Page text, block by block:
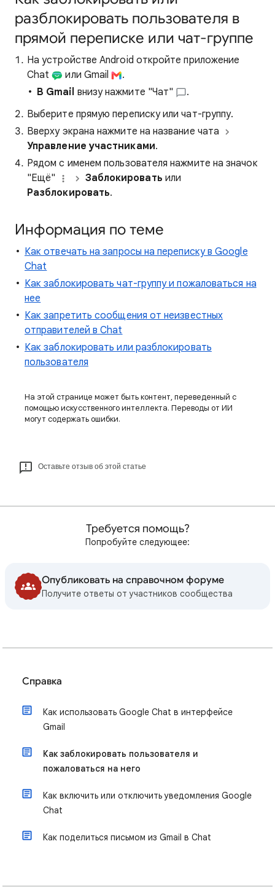
разблокировать пользователя в
прямой переписке или чат-группе
На устройстве Android откройте приложение
Chat
или Gmail
.
В Gmail внизу нажмите "Чат"
.
Выберите прямую переписку или чат-группу.
Вверху экрана нажмите на название чата
Управление участниками.
Рядом с именем пользователя нажмите на значок
"Ещё"
Заблокировать или
Разблокировать.
Информация по теме
Как отвечать на запросы на переписку в Google
Chat
Как заблокировать чат-группу и пожаловаться на
нее
Как запретить сообщения от неизвестных
отправителей в Chat
Как заблокировать или разблокировать
пользователя
На этой странице может быть контент, переведенный с
помощью искусственного интеллекта. Переводы от ИИ
могут содержать ошибки.
Оставьте отзыв об этой статье
Требуется помощь?
Попробуйте следующее:
Опубликовать на справочном форуме
Получите ответы от участников сообщества
Справка
Как использовать Google Chat в интерфейсе
Gmail
Как заблокировать пользователя и
пожаловаться на него
Как включить или отключить уведомления Google
Chat
Как поделиться письмом из Gmail в Chat